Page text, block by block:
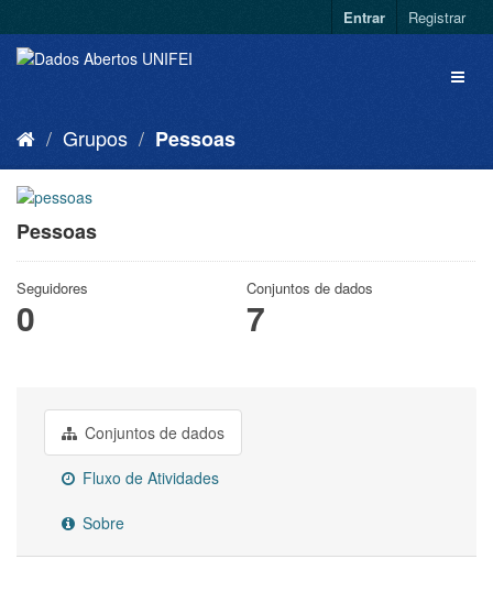
Entrar Registrar
Grupos Pessoas
Pessoas
Seguidores
0
Conjuntos de dados
7
Conjuntos de dados
Fluxo de Atividades
Sobre